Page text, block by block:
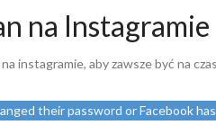
na Instagramie
instagramie, aby zawsze być na
their password or Facebook